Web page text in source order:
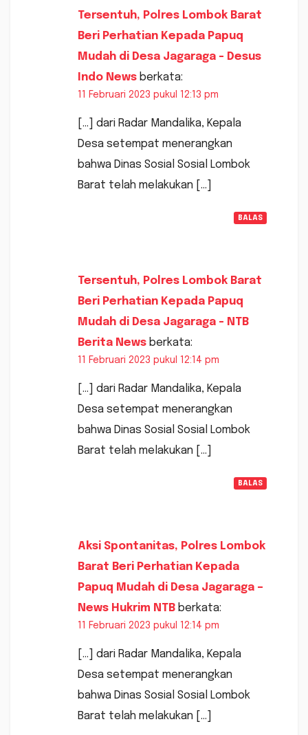
Tersentuh, Polres Lombok Barat
Beri Perhatian Kepada Papuq
Mudah di Desa Jagaraga - Desus
Indo News berkata:
11 Februari 2023 pukul 12:13 pm
[…] dari Radar Mandalika, Kepala
Desa setempat menerangkan
bahwa Dinas Sosial Sosial Lombok
Barat telah melakukan […]
BALAS
Tersentuh, Polres Lombok Barat
Beri Perhatian Kepada Papuq
Mudah di Desa Jagaraga - NTB
Berita News berkata:
11 Februari 2023 pukul 12:14 pm
[…] dari Radar Mandalika, Kepala
Desa setempat menerangkan
bahwa Dinas Sosial Sosial Lombok
Barat telah melakukan […]
BALAS
Aksi Spontanitas, Polres Lombok
Barat Beri Perhatian Kepada
Papuq Mudah di Desa Jagaraga –
News Hukrim NTB berkata:
11 Februari 2023 pukul 12:14 pm
[…] dari Radar Mandalika, Kepala
Desa setempat menerangkan
bahwa Dinas Sosial Sosial Lombok
Barat telah melakukan […]